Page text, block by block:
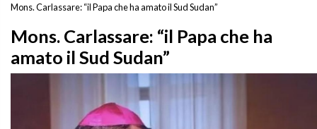
Mons. Carlassare: “il Papa che ha amato il Sud Sudan”
Mons. Carlassare: “il Papa che ha
amato il Sud Sudan”